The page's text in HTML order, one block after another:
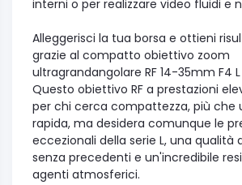
interni o per realizzare video fluidi e
Alleggerisci la tua borsa e ottieni
grazie al compatto obiettivo zoom
ultragrandangolare RF 14-35mm F4 L
Questo obiettivo RF a prestazioni
per chi cerca compattezza, più che
rapida, ma desidera comunque le
eccezionali della serie L, una qualità
senza precedenti e un'incredibile
agenti atmosferici.